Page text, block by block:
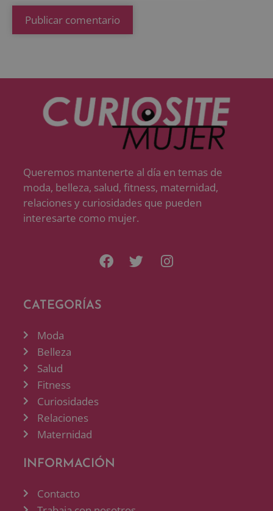
Queremos mantenerte al día en temas de
moda, belleza, salud, fitness, maternidad,
relaciones y curiosidades que pueden
interesarte como mujer.
CATEGORÍAS
Moda
Belleza
Salud
Fitness
Curiosidades
Relaciones
Maternidad
INFORMACIÓN
Contacto